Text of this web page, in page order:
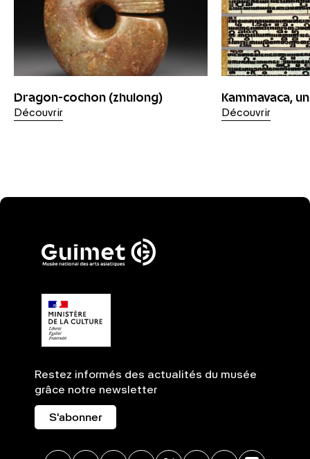
Dragon-cochon (zhulong)
Découvrir
Kammavaca,
Découvrir
Restez informés des actualités du musée
grâce notre newsletter
S'abonner